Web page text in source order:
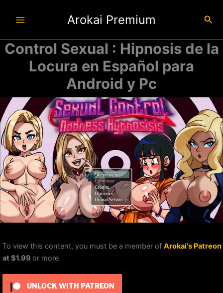
Arokai Premium
Control Sexual : Hipnosis de la
Locura en Español para
Android y Pc
To view this content, you must be a member of Arokai's Patreon
at $1.99 or more
UNLOCK WITH PATREON